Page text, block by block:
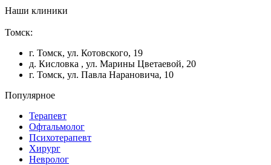
Наши клиники
Томск:
г. Томск, ул. Котовского, 19
д. Кисловка , ул. Марины Цветаевой, 20
г. Томск, ул. Павла Нарановича, 10
Популярное
Терапевт
Офтальмолог
Психотерапевт
Хирург
Невролог